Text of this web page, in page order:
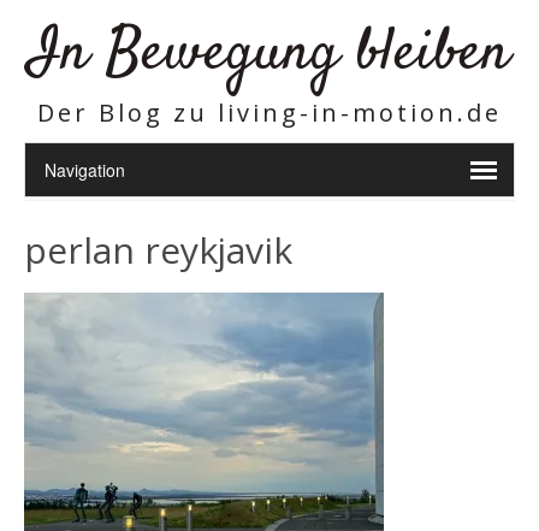
In Bewegung bleiben
Der Blog zu living-in-motion.de
perlan reykjavik